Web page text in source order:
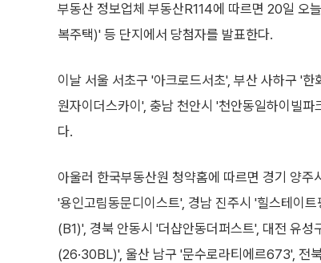
부동산 정보업체 부동산R114에 따르면 20일 오
복주택)' 등 단지에서 당첨자를 발표한다.
이날 서울 서초구 '아크로드서초', 부산 사하구 '
원자이더스카이', 충남 천안시 '천안동일하이빌
다.
아울러 한국부동산원 청약홈에 따르면 경기 양주
'용인고림동문디이스트', 경남 진주시 '힐스테이
(B1)', 경북 안동시 '더샵안동더퍼스트', 대전 유성
(26·30BL)', 울산 남구 '문수로라티에르673', 전